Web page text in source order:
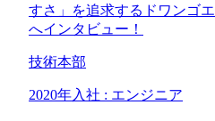
すさ」を追求するドワンゴ
へインタビュー！
技術本部
2020年入社 : エンジニア